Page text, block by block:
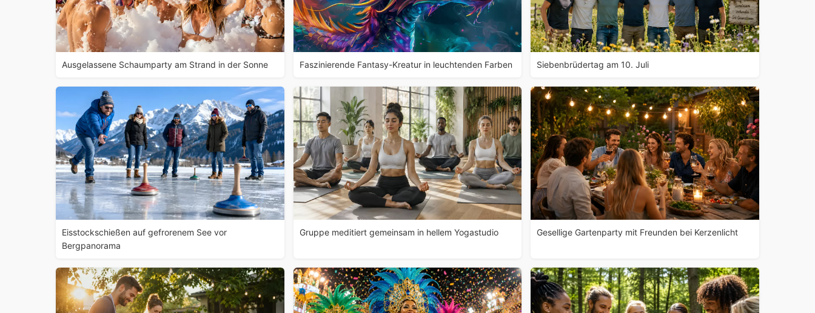
Ausgelassene Schaumparty am Strand in der Sonne Faszinierende Fantasy-Kreatur in leuchtenden Farben Siebenbrüdertag am 10. Juli
Eisstockschießen auf gefrorenem See vor
Bergpanorama
Gruppe meditiert gemeinsam in hellem Yogastudio Gesellige Gartenparty mit Freunden bei Kerzenlicht